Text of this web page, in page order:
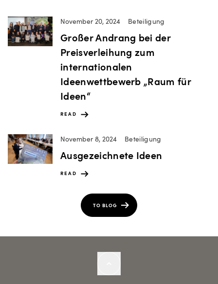
November 20, 2024 Beteiligung
Großer Andrang bei der
Preisverleihung zum
internationalen
Ideenwettbewerb „Raum für
Ideen“
READ
November 8, 2024 Beteiligung
Ausgezeichnete Ideen
READ
TO BLOG